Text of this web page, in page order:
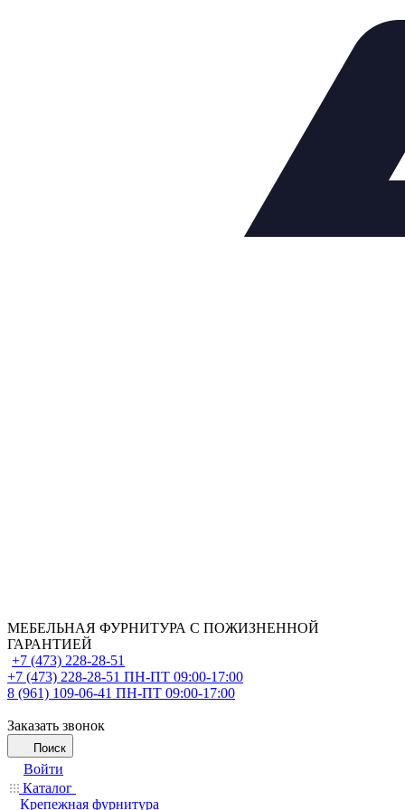
МЕБЕЛЬНАЯ ФУРНИТУРА С ПОЖИЗНЕННОЙ
ГАРАНТИЕЙ
+7 (473) 228-28-51
+7 (473) 228-28-51 ПН-ПТ 09:00-17:00
8 (961) 109-06-41 ПН-ПТ 09:00-17:00
Заказать звонок
Поиск
Войти
Каталог
Крепежная фурнитура